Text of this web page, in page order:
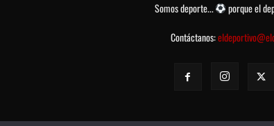
Somos deporte...
porque el
Contáctanos: